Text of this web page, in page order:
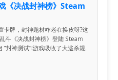
《决战封神榜》Steam
卡牌，封神题材咋老在换皮呀?这
斗《决战封神榜》登陆 Steam
封神测试”!游戏吸收了大逃杀规